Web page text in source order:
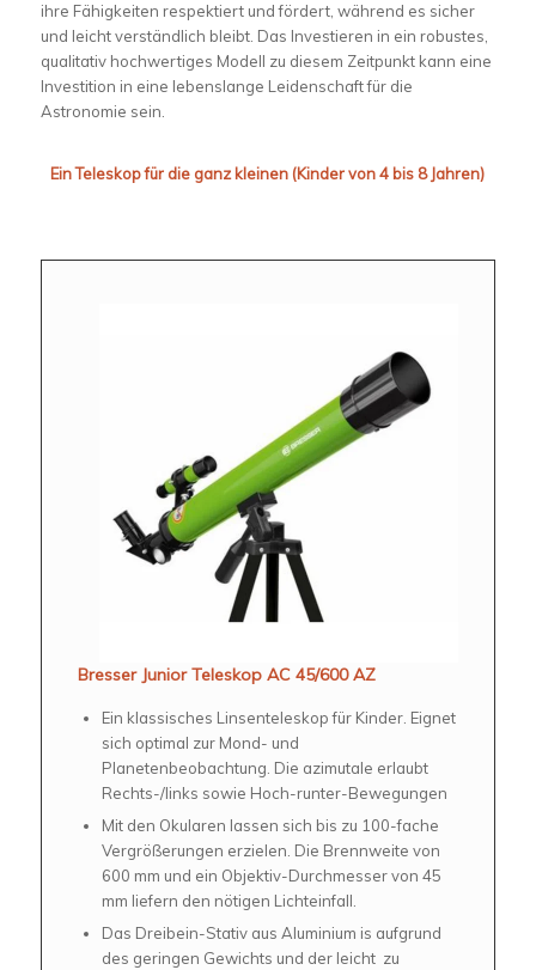
ihre Fähigkeiten respektiert und fördert, während es sicher
und leicht verständlich bleibt. Das Investieren in ein robustes,
qualitativ hochwertiges Modell zu diesem Zeitpunkt kann eine
Investition in eine lebenslange Leidenschaft für die
Astronomie sein.
Ein Teleskop für die ganz kleinen (Kinder von 4 bis 8 Jahren)
Bresser Junior Teleskop AC 45/600 AZ
Ein klassisches Linsenteleskop für Kinder. Eignet
sich optimal zur Mond- und
Planetenbeobachtung. Die azimutale erlaubt
Rechts-/links sowie Hoch-runter-Bewegungen
Mit den Okularen lassen sich bis zu 100-fache
Vergrößerungen erzielen. Die Brennweite von
600 mm und ein Objektiv-Durchmesser von 45
mm liefern den nötigen Lichteinfall.
Das Dreibein-Stativ aus Aluminium is aufgrund
des geringen Gewichts und der leicht zu